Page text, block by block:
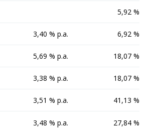
5,92 %
3,40 % p.a. 6,92 %
5,69 % p.a. 18,07 %
3,38 % p.a. 18,07 %
3,51 % p.a.
41,13 %
3,48 % p.a. 27,84 %